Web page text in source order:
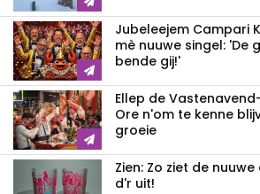
Jubeleejem Campari
mè nuuwe singel: 'De
bende gij!'
Ellep de
Ore n'om te kenne
groeie
Zien: Zo ziet de
d'r uit!